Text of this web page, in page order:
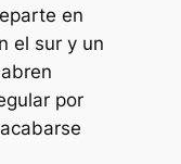
en
el sur y un
por